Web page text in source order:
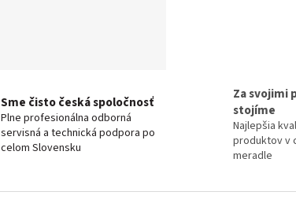
Sme čisto česká spoločnosť
Plne profesionálna odborná
servisná a technická podpora po
celom Slovensku
Za svojimi
stojíme
Najlepšia
produktov v
meradle